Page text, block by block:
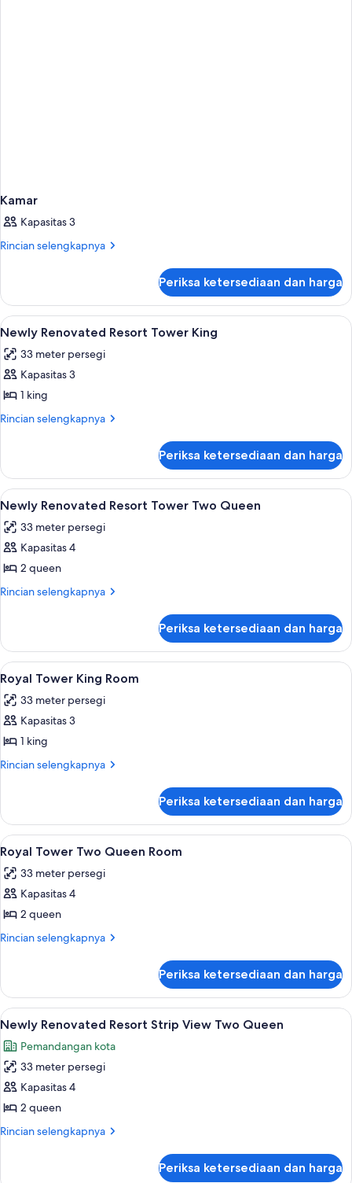
Kamar
Kapasitas 3
Rincian selengkapnya
Rincian
Kamar
Periksa ketersediaan dan harga
Lihat
semua
foto
untuk
Newly
Renovated
King
Seprai premium, brankas, meja
4
Newly Renovated Resort Tower King
33 meter persegi
Kapasitas 3
1 king
Rincian selengkapnya
Rincian
Newly
Renovated
Resort
King
Periksa ketersediaan dan harga
Lihat
semua
foto
untuk
Newly
Renovated
Two
Queen
Seprai premium, brankas, meja
4
Newly Renovated Resort Tower Two Queen
33 meter persegi
Kapasitas 4
2 queen
Rincian selengkapnya
Rincian
Newly
Renovated
Resort
Tower
Two
Queen
Periksa ketersediaan dan harga
Lihat
semua
foto
untuk
Royal
Tower
Royal Tower King Room | Seprai
7
Royal Tower King Room
33 meter persegi
Kapasitas 3
1 king
Rincian selengkapnya
Rincian
Royal
Tower
King
Room
Periksa ketersediaan dan harga
Lihat
semua
foto
untuk
Royal
Tower
Room
Royal Tower Two Queen Room |
7
Royal Tower Two Queen Room
33 meter persegi
Kapasitas 4
2 queen
Rincian selengkapnya
Rincian
Royal
Tower
Two
Queen
Room
Periksa ketersediaan dan harga
Lihat
semua
foto
untuk
Newly
Renovated
Resort
Two
Seprai premium, brankas, meja
5
Newly Renovated Resort Strip View Two Queen
Pemandangan kota
33 meter persegi
Kapasitas 4
2 queen
Rincian selengkapnya
Rincian
Periksa ketersediaan dan harga